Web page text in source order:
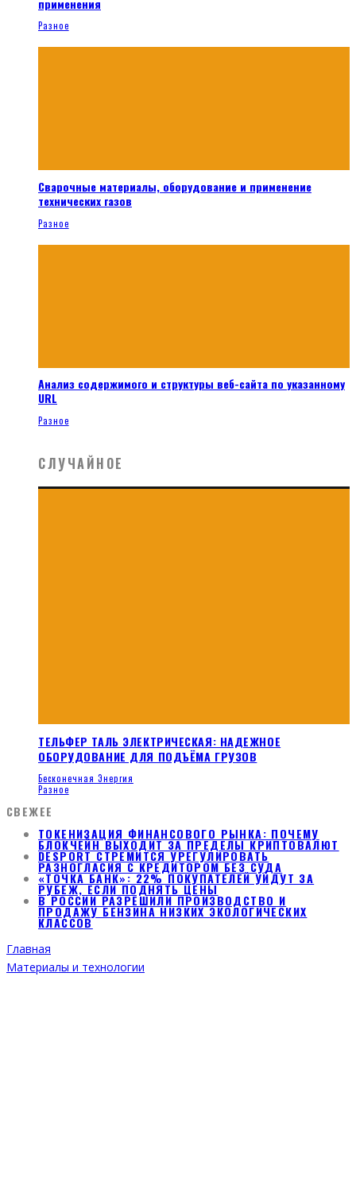
применения
Разное
Сварочные материалы, оборудование и применение
технических газов
Разное
Анализ содержимого и структуры веб-сайта по указанному
URL
Разное
СЛУЧАЙНОЕ
ТЕЛЬФЕР ТАЛЬ ЭЛЕКТРИЧЕСКАЯ: НАДЕЖНОЕ
ОБОРУДОВАНИЕ ДЛЯ ПОДЪЁМА ГРУЗОВ
Бесконечная Энергия
Разное
СВЕЖЕЕ
ТОКЕНИЗАЦИЯ ФИНАНСОВОГО РЫНКА: ПОЧЕМУ
БЛОКЧЕЙН ВЫХОДИТ ЗА ПРЕДЕЛЫ КРИПТОВАЛЮТ
DESPORT СТРЕМИТСЯ УРЕГУЛИРОВАТЬ
РАЗНОГЛАСИЯ С КРЕДИТОРОМ БЕЗ СУДА
«ТОЧКА БАНК»: 22% ПОКУПАТЕЛЕЙ УЙДУТ ЗА
РУБЕЖ, ЕСЛИ ПОДНЯТЬ ЦЕНЫ
В РОССИИ РАЗРЕШИЛИ ПРОИЗВОДСТВО И
ПРОДАЖУ БЕНЗИНА НИЗКИХ ЭКОЛОГИЧЕСКИХ
КЛАССОВ
Главная
Материалы и технологии